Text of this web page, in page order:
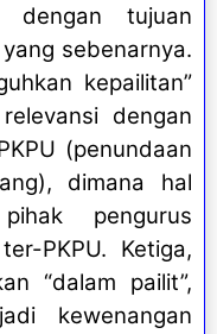
dengan tujuan
sebenarnya.
kepailitan”
dengan
(penundaan
dimana hal
pengurus
PKPU. Ketiga,
“dalam pailit”,
kewenangan